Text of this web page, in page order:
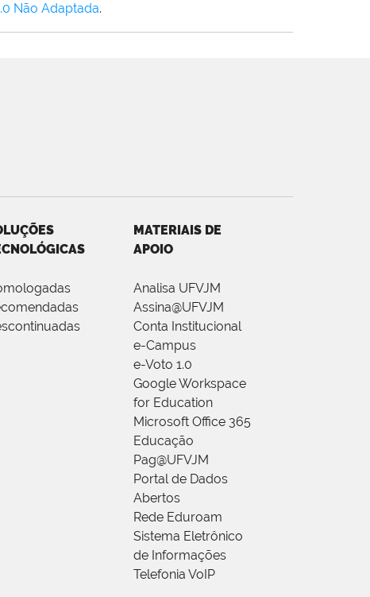
Não Adaptada.
MATERIAIS DE
APOIO
Analisa UFVJM
Assina@UFVJM
Conta Institucional
e-Campus
e-Voto 1.0
Google Workspace
for Education
Microsoft Office 365
Educação
Pag@UFVJM
Portal de Dados
Abertos
Rede Eduroam
Sistema Eletrônico
de Informações
Telefonia VoIP